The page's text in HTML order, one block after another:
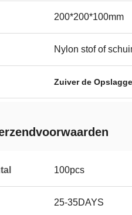
200*200*100mm
Nylon stof of
Zuiver de
100pcs
25-35DAYS